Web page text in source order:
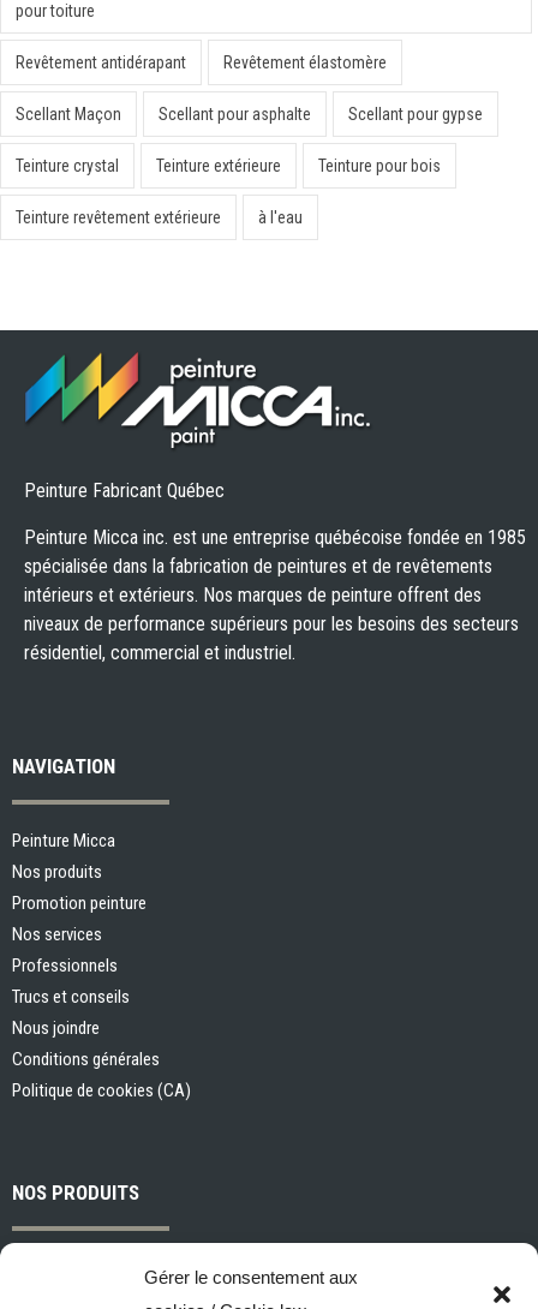
Gérer le consentement aux
pour toiture
Revêtement antidérapant Revêtement élastomère
Scellant Maçon Scellant pour asphalte Scellant pour gypse
Teinture crystal Teinture extérieure Teinture pour bois
Teinture revêtement extérieure à l'eau
Peinture Fabricant Québec
Peinture Micca inc. est une entreprise québécoise fondée en 1985
spécialisée dans la fabrication de peintures et de revêtements
intérieurs et extérieurs. Nos marques de peinture offrent des
niveaux de performance supérieurs pour les besoins des secteurs
résidentiel, commercial et industriel.
NAVIGATION
Peinture Micca
Nos produits
Promotion peinture
Nos services
Professionnels
Trucs et conseils
Nous joindre
Conditions générales
Politique de cookies (CA)
NOS PRODUITS
Peintures et apprêts d’intérieur